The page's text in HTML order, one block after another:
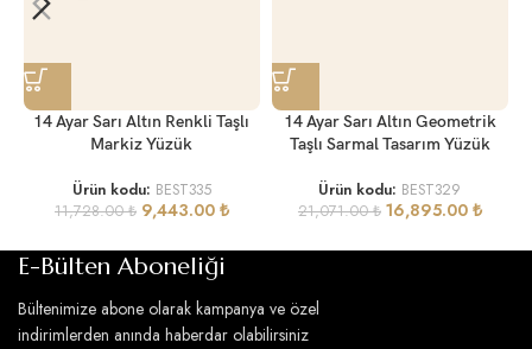
14 Ayar Sarı Altın Renkli Taşlı
Markiz Yüzük
Ürün kodu: BEST335
11,728.00₺ 9,443.00 ₺
14 Ayar Sarı Altın Geometrik
Taşlı Sarmal Tasarım Yüzük
Ürün kodu: BEST329
21,071.00₺ 16,895.00 ₺
E-Bülten Aboneliği
Bültenimize abone olarak kampanya ve özel
indirimlerden anında haberdar olabilirsiniz